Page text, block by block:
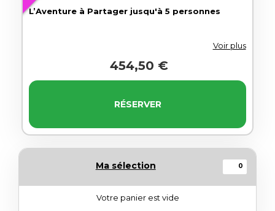
L’Aventure à Partager jusqu'à 5 personnes
Voir plus
454,50 €
RÉSERVER
Ma sélection 0
Votre panier est vide